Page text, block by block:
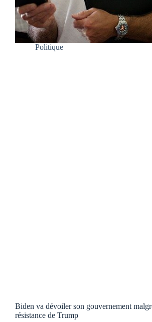
Politique
Biden va dévoiler son gouvernement
résistance de Trump